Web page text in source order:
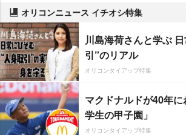
オリコンニュース イチオシ特集
川島海荷さんと学ぶ
引”のリアル
オリコンタイアップ特集
マクドナルドが40年
学生の甲子園」
オリコンタイアップ特集